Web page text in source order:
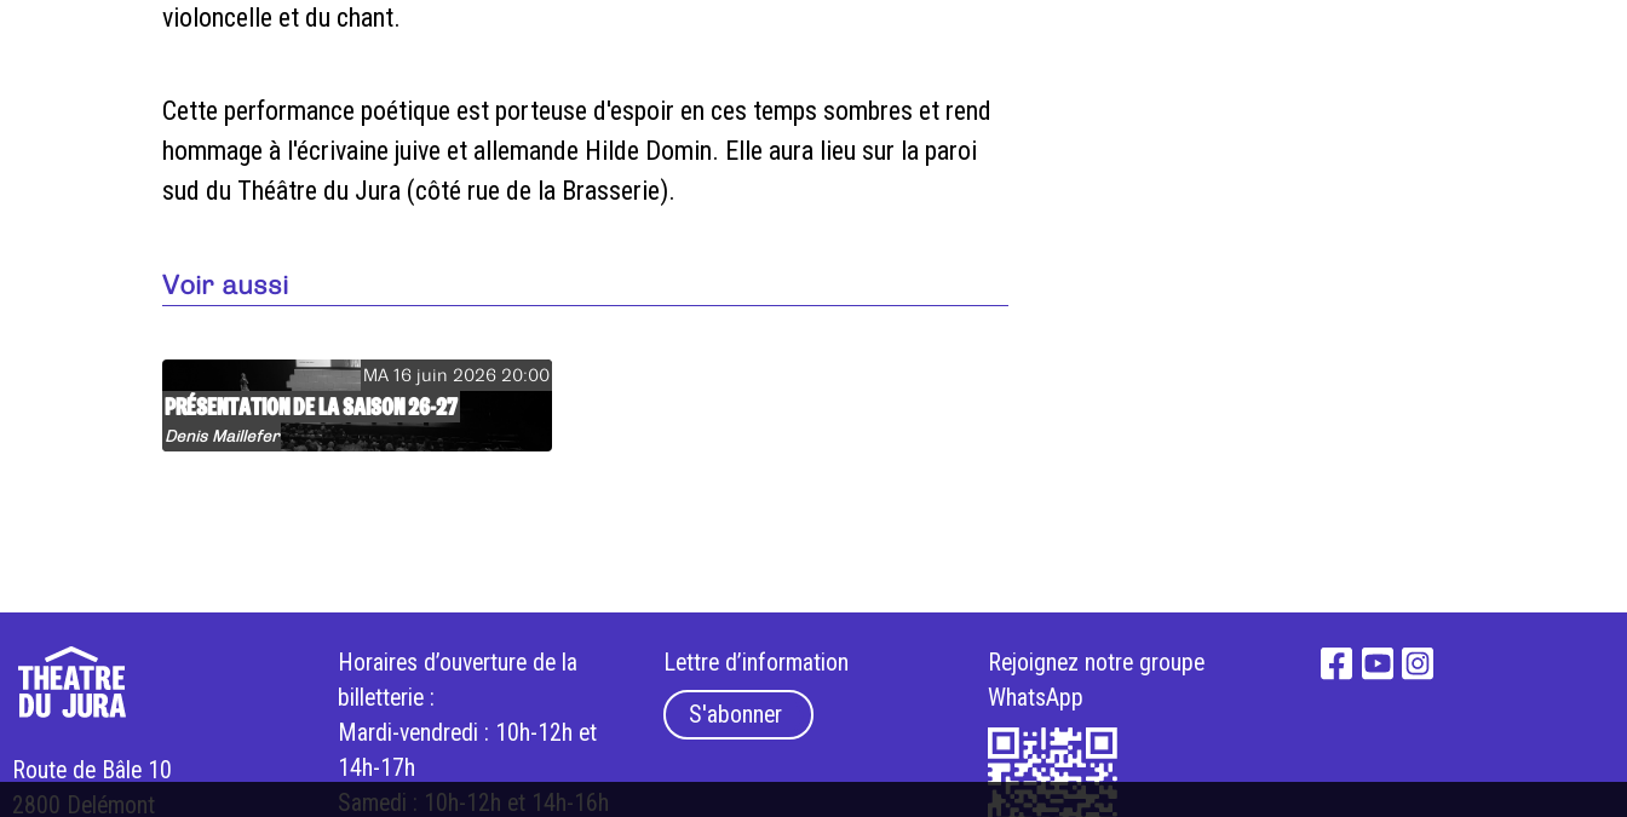
violoncelle et du chant.
Cette performance poétique est porteuse d'espoir en ces temps sombres et rend
hommage à l'écrivaine juive et allemande Hilde Domin. Elle aura lieu sur la paroi
sud du Théâtre du Jura (côté rue de la Brasserie).
Voir aussi
MA 16 juin 2026 20:00
PRÉSENTATION DE LA SAISON 26-27
Denis Maillefer
Route de Bâle 10
2800 Delémont
Horaires d’ouverture de la
billetterie :
Mardi-vendredi : 10h-12h et
14h-17h
Samedi : 10h-12h et 14h-16h
Lettre d’information
S'abonner
Rejoignez notre groupe
WhatsApp